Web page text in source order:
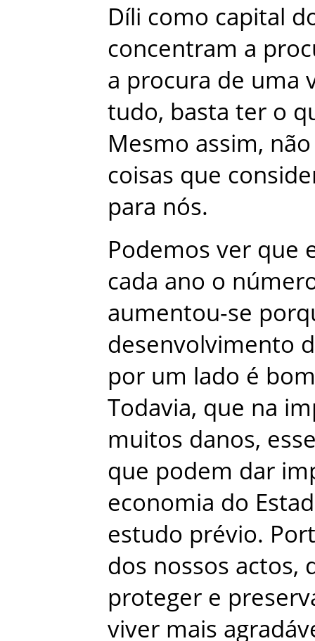
Díli como capital
concentram a
a procura de uma
tudo, basta ter o
Mesmo assim, não
coisas que
para nós.
Podemos ver que
cada ano o
aumentou-se
desenvolvimento
por um lado é bom
Todavia, que na
muitos danos,
que podem dar
economia do
estudo prévio.
dos nossos actos,
proteger e
viver mais